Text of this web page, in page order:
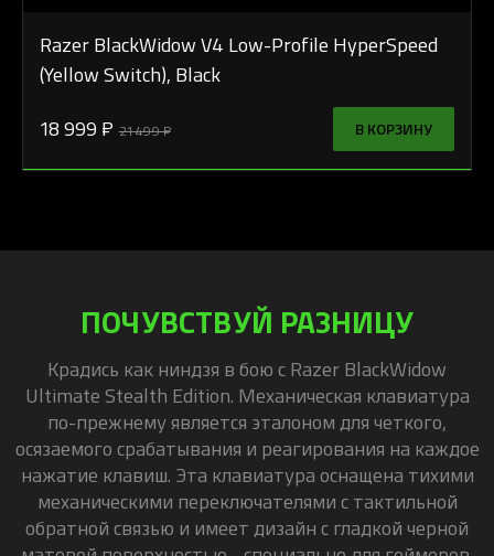
Razer BlackWidow V4 Low-Profile HyperSpeed
(Yellow Switch), Black
18 999 ₽ 21 499 ₽ В КОРЗИНУ
ПОЧУВСТВУЙ РАЗНИЦУ
Крадись как ниндзя в бою с Razer BlackWidow
Ultimate Stealth Edition. Механическая клавиатура
по-прежнему является эталоном для четкого,
осязаемого срабатывания и реагирования на каждое
нажатие клавиш. Эта клавиатура оснащена тихими
механическими переключателями с тактильной
обратной связью и имеет дизайн с гладкой черной